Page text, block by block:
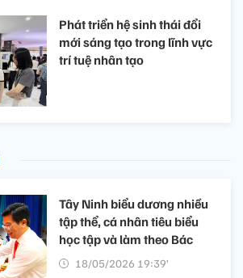
Phát triển hệ sinh thái đổi
mới sáng tạo trong lĩnh vực
trí tuệ nhân tạo
Tây Ninh biểu dương nhiều
tập thể, cá nhân tiêu biểu
học tập và làm theo Bác
18/05/2026 19:39’